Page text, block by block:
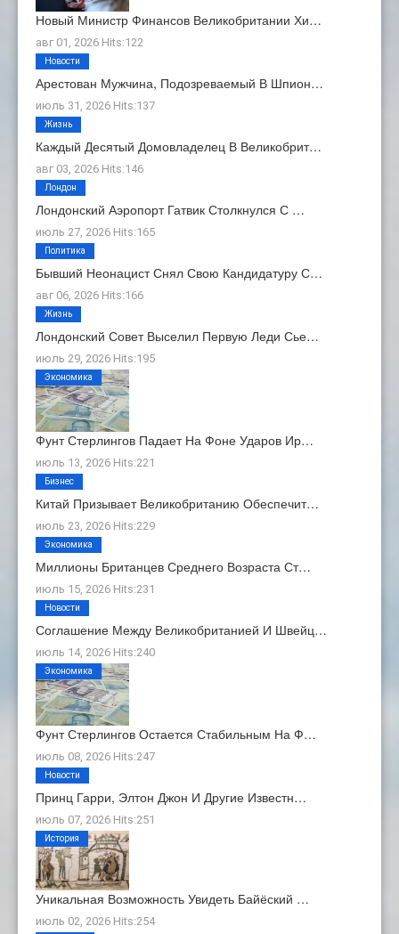
Новый Министр Финансов Великобритании Хи…
авг 01, 2026 Hits:122
Арестован Мужчина, Подозреваемый В Шпион…
июль 31, 2026 Hits:137
Новости
Каждый Десятый Домовладелец В Великобрит…
авг 03, 2026 Hits:146
Жизнь
Лондонский Аэропорт Гатвик Столкнулся С …
июль 27, 2026 Hits:165
Лондон
Бывший Неонацист Снял Свою Кандидатуру С…
авг 06, 2026 Hits:166
Политика
Лондонский Совет Выселил Первую Леди Сье…
июль 29, 2026 Hits:195
Жизнь
Фунт Стерлингов Падает На Фоне Ударов Ир…
июль 13, 2026 Hits:221
Экономика
Китай Призывает Великобританию Обеспечит…
июль 23, 2026 Hits:229
Бизнес
Миллионы Британцев Среднего Возраста Ст…
июль 15, 2026 Hits:231
Экономика
Соглашение Между Великобританией И Швейц…
июль 14, 2026 Hits:240
Новости
Фунт Стерлингов Остается Стабильным На Ф…
июль 08, 2026 Hits:247
Экономика
Принц Гарри, Элтон Джон И Другие Известн…
июль 07, 2026 Hits:251
Новости
Уникальная Возможность Увидеть Байёский …
июль 02, 2026 Hits:254
История